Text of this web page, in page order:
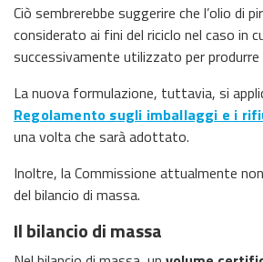
Ciò sembrerebbe suggerire che l’olio di
considerato ai fini del riciclo nel caso in
successivamente utilizzato per produrre
La nuova formulazione, tuttavia, si
Regolamento sugli imballaggi e i
una volta che sarà adottato.
Inoltre, la Commissione attualmente
del bilancio di massa.
Il bilancio di massa